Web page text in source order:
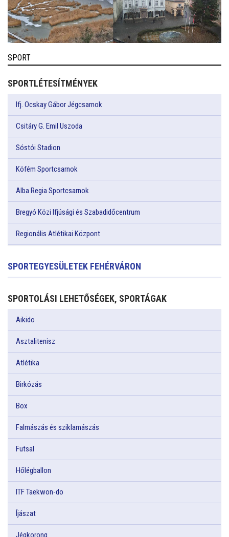
SPORT
SPORTLÉTESÍTMÉNYEK
Ifj. Ocskay Gábor Jégcsarnok
Csitáry G. Emil Uszoda
Sóstói Stadion
Köfém Sportcsarnok
Alba Regia Sportcsarnok
Bregyó Közi Ifjúsági és Szabadidőcentrum
Regionális Atlétikai Központ
SPORTEGYESÜLETEK FEHÉRVÁRON
SPORTOLÁSI LEHETŐSÉGEK, SPORTÁGAK
Aikido
Asztalitenisz
Atlétika
Birkózás
Box
Falmászás és sziklamászás
Futsal
Hőlégballon
ITF Taekwon-do
Íjászat
Jégkorong